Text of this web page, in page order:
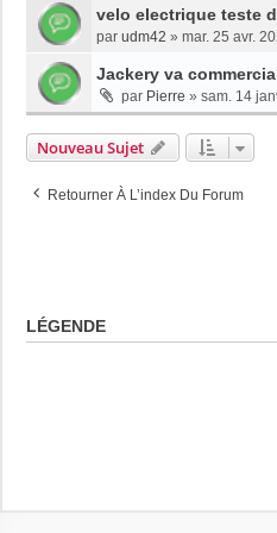
velo electrique teste
par udm42 » mar. 25 avr.
Jackery va
par Pierre » sam. 14
Nouveau Sujet
Retourner À L’index Du Forum
LÉGENDE